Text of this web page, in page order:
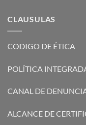
CLAUSULAS
CODIGO DE ÉTICA
POLÍTICA
CANAL DE
ALCANCE DE